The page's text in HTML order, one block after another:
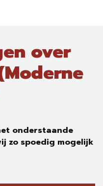
over
onderstaande
zo spoedig mogelijk